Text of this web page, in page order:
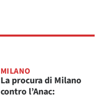
MILANO
La procura di Milano
contro l’Anac: